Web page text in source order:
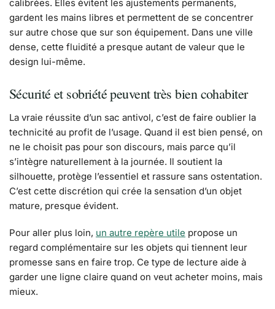
calibrées. Elles évitent les ajustements permanents,
gardent les mains libres et permettent de se concentrer
sur autre chose que sur son équipement. Dans une ville
dense, cette fluidité a presque autant de valeur que le
design lui-même.
Sécurité et sobriété peuvent très bien cohabiter
La vraie réussite d’un sac antivol, c’est de faire oublier la
technicité au profit de l’usage. Quand il est bien pensé, on
ne le choisit pas pour son discours, mais parce qu’il
s’intègre naturellement à la journée. Il soutient la
silhouette, protège l’essentiel et rassure sans ostentation.
C’est cette discrétion qui crée la sensation d’un objet
mature, presque évident.
Pour aller plus loin, un autre repère utile propose un
regard complémentaire sur les objets qui tiennent leur
promesse sans en faire trop. Ce type de lecture aide à
garder une ligne claire quand on veut acheter moins, mais
mieux.